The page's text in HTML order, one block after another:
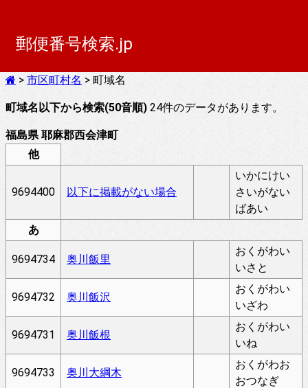
郵便番号検索.jp
> 市区町村名 > 町域名
町域名以下から検索(50音順) 24件のデータがあります。
福島県 耶麻郡西会津町
他
9694400 以下に掲載がない場合
いかにけい
さいがない
ばあい
あ
9694734 奥川飯里
おくがわい
いさと
9694732 奥川飯沢
おくがわい
いざわ
9694731 奥川飯根
おくがわい
いね
9694733 奥川大綱木
おくがわお
おつなぎ